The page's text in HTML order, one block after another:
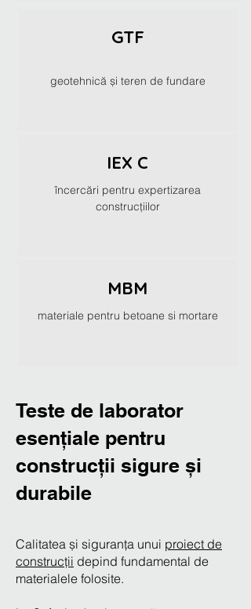
GTF
geotehnică și teren de fundare
IEX C
încercări pentru expertizarea
construcțiilor
MBM
materiale pentru betoane si mortare
Teste de laborator
esențiale pentru
construcții sigure și
durabile
Calitatea și siguranța unui proiect de
construcții depind fundamental de
materialele folosite.